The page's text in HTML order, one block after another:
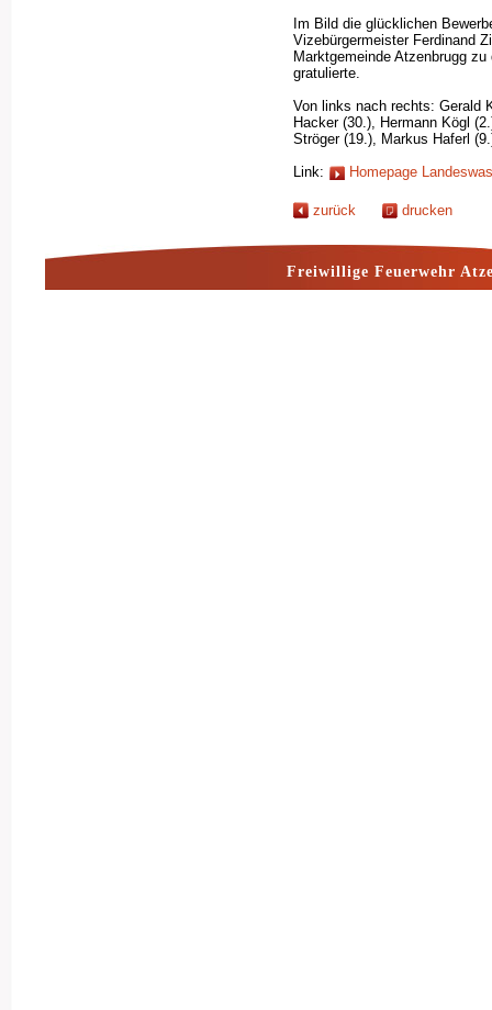
Im Bild die glücklichen
Vizebürgermeister Ferdinand
Marktgemeinde Atzenbrugg
gratulierte.
Von links nach rechts: Gerald
Hacker (30.), Hermann Kögl
Ströger (19.), Markus Haferl
Link:
Homepage
zurück drucken
Freiwillige Feuerwehr